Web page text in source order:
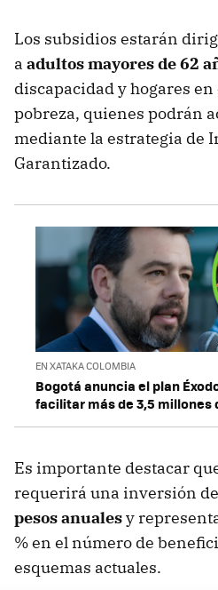
Los subsidios estarán
a adultos mayores de 62
discapacidad y hogares
pobreza, quienes podrán
mediante la estrategia de
Garantizado.
EN XATAKA COLOMBIA
Bogotá anuncia el plan
facilitar más de 3,5 millones
Es importante destacar
requerirá una inversión de
pesos anualesy
% en el número de
esquemas actuales.